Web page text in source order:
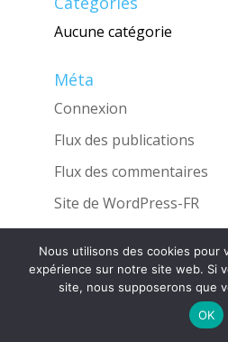
Aucune catégorie
Méta
Connexion
Flux des publications
Flux des commentaires
Site de WordPress-FR
Une réalisation de
Nous utilisons des cookies pour
expérience sur notre site web. Si
site, nous supposerons que
OK